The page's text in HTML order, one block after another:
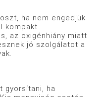
ha nem engedjük
kompakt
az oxigénhiány miatt
jó szolgálatot a
gyorsítani, ha